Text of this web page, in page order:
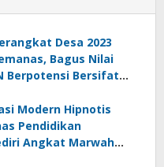
Desa 2023
Bagus Nilai
Berpotensi Bersifat
Modern Hipnotis
Pendidikan
Angkat Marwah